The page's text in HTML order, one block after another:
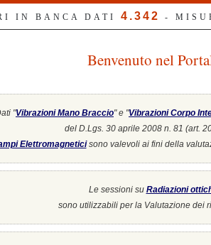
IN BANCA DATI 4.342 -
Benvenuto nel
"Vibrazioni Mano Braccio" e "Vibrazioni Corpo
del D.Lgs. 30 aprile 2008 n. 81 (art.
Elettromagneticisono valevoli ai fini della
Le sessioni su Radiazioni
sono utilizzabili per la Valutazione dei